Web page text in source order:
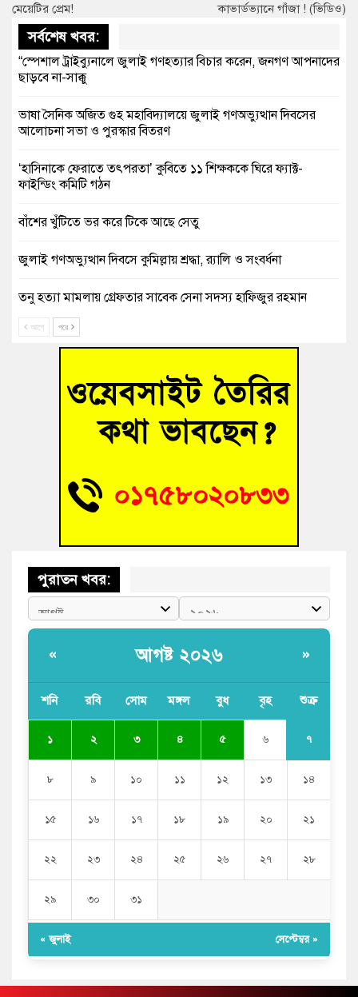
মেয়েটির প্রেম!
কাভার্ডভ্যানে গাঁজা ! (ভিডিও)
সর্বশেষ খবর:
“স্পেশাল ট্রাইব্যুনালে জুলাই গণহত্যার বিচার করেন, জনগণ আপনাদের
ছাড়বে না-সাক্কু
ভাষা সৈনিক অজিত গুহ মহাবিদ্যালয়ে জুলাই গণঅভ্যুত্থান দিবসের
আলোচনা সভা ও পুরস্কার বিতরণ
‘হাসিনাকে ফেরাতে তৎপরতা’ কুবিতে ১১ শিক্ষককে ঘিরে ফ্যাক্ট-
ফাইন্ডিং কমিটি গঠন
বাঁশের খুঁটিতে ভর করে টিকে আছে সেতু
জুলাই গণঅভ্যুত্থান দিবসে কুমিল্লায় শ্রদ্ধা, র‍্যালি ও সংবর্ধনা
তনু হত্যা মামলায় গ্রেফতার সাবেক সেনা সদস্য হাফিজুর রহমান
আহত শিক্ষার্থীদের দেখতে গিয়ে মেডিকেলের ক্যান্টিনে অবরুদ্ধ জবি
হোমনায় বিধবা নারীর জমি দখল ও জীবননাশের হুমকির অভিযোগ
বুড়িচংয়ে অতিথি পাখির আবাসস্থল সংরক্ষণে প্রশাসনের উদ্যোগ; ৯
বুড়িচংয়ে জুলাই গণঅভ্যুত্থান দিবস উদযাপন উপলক্ষে প্রস্তুতিমূলক
আগে পরে
পুরাতন খবর:
« আগষ্ট ২০২৬ »
শনি রবি সোম মঙ্গল বুধ বৃহ শুক্র
১ ২ ৩ ৪ ৫ ৬ ৭
৮ ৯ ১০ ১১ ১২ ১৩ ১৪
১৫ ১৬ ১৭ ১৮ ১৯ ২০ ২১
২২ ২৩ ২৪ ২৫ ২৬ ২৭ ২৮
২৯ ৩০ ৩১
« জুলাই সেপ্টেম্বর »